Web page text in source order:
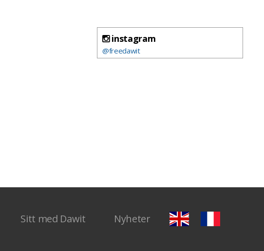
instagram
@freedawit
Sitt med Dawit Nyheter